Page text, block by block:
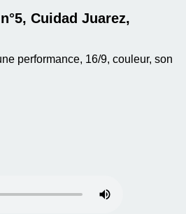
Cuidad Juarez,
performance, 16/9, couleur, son